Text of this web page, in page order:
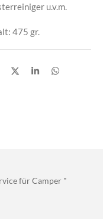
u.v.m.
475 gr.
T
T
T
für Camper "